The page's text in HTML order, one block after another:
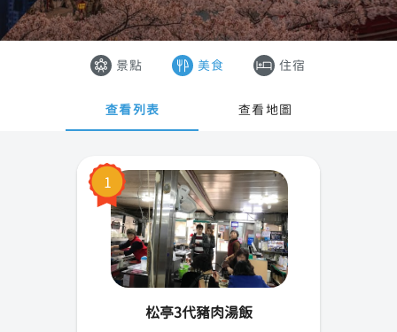
澳門
濟州島
世忠市
光州市
景點 美食 住宿
查看列表 查看地圖
1
松亭3代豬肉湯飯